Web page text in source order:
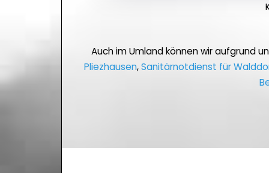
Auch im Umland können wir aufgrund
Pliezhausen,Sanitärnotdienst für